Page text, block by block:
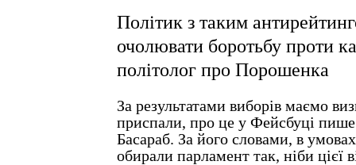
Політик з таким
очолювати боротьбу проти
політолог про Порошенка
За результатами виборів маємо
приспали, про це у Фейсбуці
Басараб. За його словами, в
обирали парламент так, ніби цієї